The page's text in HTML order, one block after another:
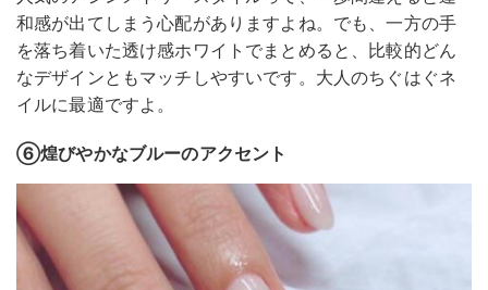
和感が出てしまう心配がありますよね。でも、一方の手
を落ち着いた透け感ホワイトでまとめると、比較的どん
なデザインともマッチしやすいです。大人のちぐはぐネ
イルに最適ですよ。
⑥煌びやかなブルーのアクセント